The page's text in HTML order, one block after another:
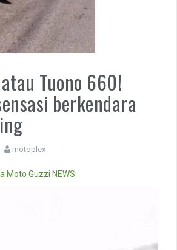
Tuono 660!
berkendara
motoplex
Moto Guzzi NEWS: